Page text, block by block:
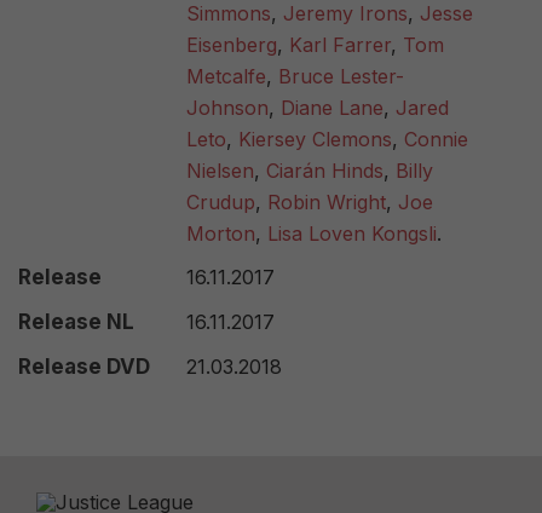
Simmons, Jeremy Irons, Jesse
Eisenberg, Karl Farrer, Tom
Metcalfe, Bruce Lester-
Johnson, Diane Lane, Jared
Leto, Kiersey Clemons, Connie
Nielsen, Ciarán Hinds, Billy
Crudup, Robin Wright, Joe
Morton, Lisa Loven Kongsli.
Release
16.11.2017
Release NL
16.11.2017
Release DVD
21.03.2018